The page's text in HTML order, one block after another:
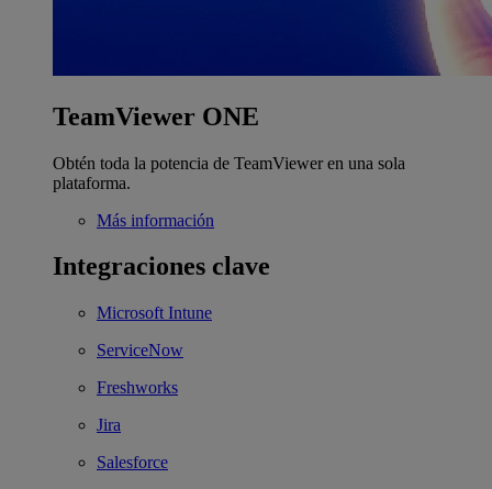
TeamViewer ONE
Obtén toda la potencia de TeamViewer en una sola
plataforma.
Más información
Integraciones clave
Microsoft Intune
ServiceNow
Freshworks
Jira
Salesforce